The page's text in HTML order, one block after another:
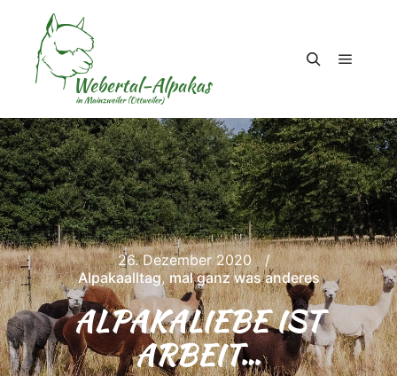
26. Dezember 2020
Alpakaalltag,mal ganz was anderes
ALPAKALIEBE IST
ARBEIT…